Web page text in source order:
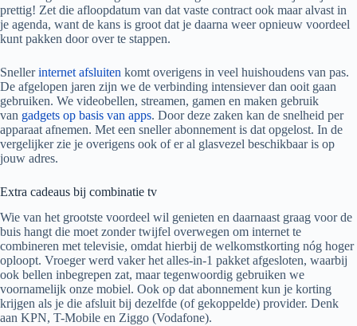
prettig! Zet die afloopdatum van dat vaste contract ook maar alvast in
je agenda, want de kans is groot dat je daarna weer opnieuw voordeel
kunt pakken door over te stappen.
Snellerinternet afsluiten komt overigens in veel huishoudens van pas.
De afgelopen jaren zijn we de verbinding intensiever dan ooit gaan
gebruiken. We videobellen, streamen, gamen en maken gebruik
van gadgets op basis van apps. Door deze zaken kan de snelheid per
apparaat afnemen. Met een sneller abonnement is dat opgelost. In de
vergelijker zie je overigens ook of er al glasvezel beschikbaar is op
jouw adres.
Extra cadeaus bij combinatie tv
Wie van het grootste voordeel wil genieten en daarnaast graag voor de
buis hangt die moet zonder twijfel overwegen om internet te
combineren met televisie, omdat hierbij de welkomstkorting nóg hoger
oploopt. Vroeger werd vaker het alles-in-1 pakket afgesloten, waarbij
ook bellen inbegrepen zat, maar tegenwoordig gebruiken we
voornamelijk onze mobiel. Ook op dat abonnement kun je korting
krijgen als je die afsluit bij dezelfde (of gekoppelde) provider. Denk
aan KPN, T-Mobile en Ziggo (Vodafone).